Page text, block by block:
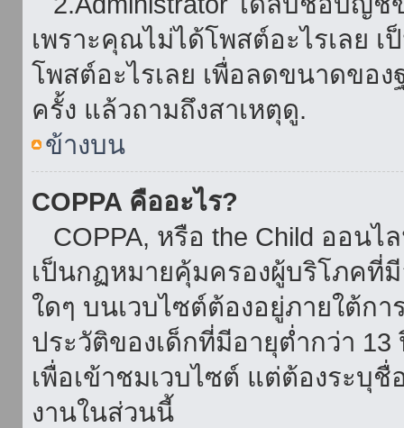
เพราะคุณไม่ได้โพสต์อะไรเลย
โพสต์อะไรเลย เพื่อลดขนาดขอ
ครั้ง แล้วถามถึงสาเหตุดู.
ข้างบน
COPPA คืออะไร?
COPPA, หรือ the Child ออนไ
เป็นกฏหมายคุ้มครองผู้บริโภคที่
ใดๆ บนเวบไซต์ต้องอยู่ภายใต้ก
ประวัติของเด็กที่มีอายุต่ำกว่า
เพื่อเข้าชมเวบไซต์ แต่ต้องระบุ
งานในส่วนนี้